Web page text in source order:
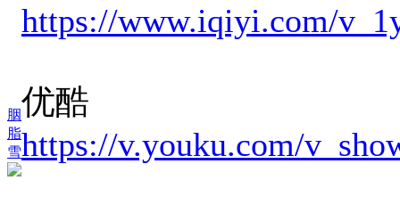
胭
脂
雪
https://www.iqiyi.com/
优酷
https://v.youku.com/